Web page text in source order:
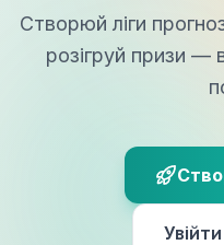
Створюй ліги
розігруй призи —